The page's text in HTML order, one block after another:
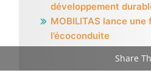
développement
MOBILITAS lance une
l’écoconduite
Share